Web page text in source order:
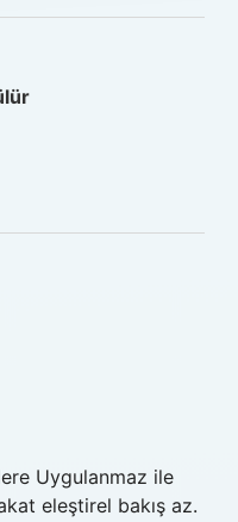
Uygulanmaz ile
eleştirel bakış az.